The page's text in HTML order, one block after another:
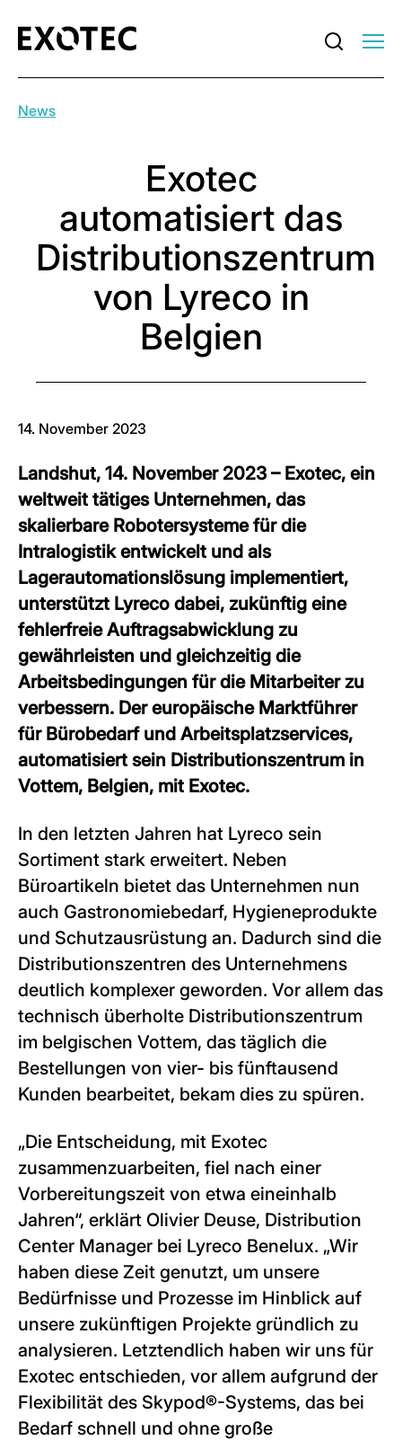
News
Exotec
automatisiert das
Distributionszentrum
von Lyreco in
Belgien
14. November 2023
Landshut, 14. November 2023 – Exotec, ein
weltweit tätiges Unternehmen, das
skalierbare Robotersysteme für die
Intralogistik entwickelt und als
Lagerautomationslösung implementiert,
unterstützt Lyreco dabei, zukünftig eine
fehlerfreie Auftragsabwicklung zu
gewährleisten und gleichzeitig die
Arbeitsbedingungen für die Mitarbeiter zu
verbessern. Der europäische Marktführer
für Bürobedarf und Arbeitsplatzservices,
automatisiert sein Distributionszentrum in
Vottem, Belgien, mit Exotec.
In den letzten Jahren hat Lyreco sein
Sortiment stark erweitert. Neben
Büroartikeln bietet das Unternehmen nun
auch Gastronomiebedarf, Hygieneprodukte
und Schutzausrüstung an. Dadurch sind die
Distributionszentren des Unternehmens
deutlich komplexer geworden. Vor allem das
technisch überholte Distributionszentrum
im belgischen Vottem, das täglich die
Bestellungen von vier- bis fünftausend
Kunden bearbeitet, bekam dies zu spüren.
„Die Entscheidung, mit Exotec
zusammenzuarbeiten, fiel nach einer
Vorbereitungszeit von etwa eineinhalb
Jahren“, erklärt Olivier Deuse, Distribution
Center Manager bei Lyreco Benelux. „Wir
haben diese Zeit genutzt, um unsere
Bedürfnisse und Prozesse im Hinblick auf
unsere zukünftigen Projekte gründlich zu
analysieren. Letztendlich haben wir uns für
Exotec entschieden, vor allem aufgrund der
Flexibilität des Skypod®-Systems, das bei
Bedarf schnell und ohne große